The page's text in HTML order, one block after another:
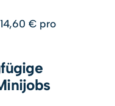
14,60 € pro